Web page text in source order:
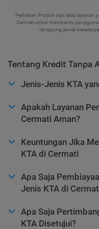
Perhatian: Produk dan/atau layanan
Cermati untuk membantu
tanggung jawab berada
Tentang Kredit Tanpa
Jenis-Jenis KTA
Apakah Layanan
Cermati Aman?
Keuntungan Jika
KTA di Cermati
Apa Saja
Jenis KTA di
Apa Saja
KTA Disetujui?